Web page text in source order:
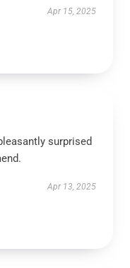
Apr 15, 2025
surprised
Apr 13, 2025